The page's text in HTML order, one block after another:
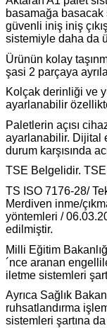
basamağa basacak
güvenli iniş iniş
sistemiyle daha da
Ürünün kolay
şasi 2 parçaya
Kolçak derinliği ve
ayarlanabilir
Paletlerin açısı
ayarlanabilir. Dijital
durum karşısında
TSE Belgelidir.
TS ISO 7176-28/
Merdiven inme/
yöntemleri /
edilmiştir.
Milli Eğitim
´nce aranan
iletme sistemleri
Ayrıca Sağlık
ruhsatlandırma
sistemleri şartına